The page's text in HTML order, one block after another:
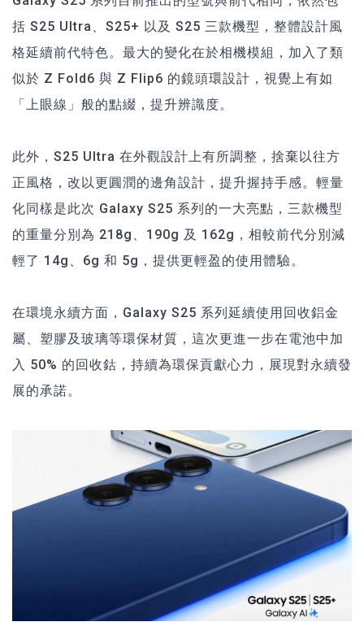
括 S25 Ultra、S25+ 以及 S25 三款機型，整體設計風
格延續前代特色。最大的變化在於相機模組，加入了類
似於 Z Fold6 與 Z Flip6 的鏡頭環設計，視覺上有如
「上眼線」般的點綴，提升辨識度。
此外，S25 Ultra 在外觀設計上有所調整，捨棄以往方
正風格，改以更圓潤的邊角設計，提升握持手感。輕量
化同樣是此次 Galaxy S25 系列的一大亮點，三款機型
的重量分別為 218g、190g 及 162g，相較前代分別減
輕了 14g、6g 和 5g，提供更輕盈的使用體驗。
在環境永續方面，Galaxy S25 系列延續使用回收鋁金
屬、塑膠及玻璃等環保材質，這次更進一步在電池中加
入 50% 的回收鈷，持續為環保貢獻心力，展現對永續發
展的承諾。